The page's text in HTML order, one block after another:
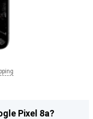
Pixel 8a?